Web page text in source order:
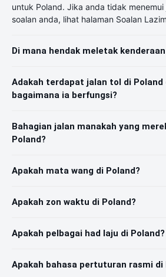
untuk Poland. Jika anda tidak
soalan anda, lihat halaman Soalan
Di mana hendak meletak
Adakah terdapat jalan tol di Poland
bagaimana ia berfungsi?
Bahagian jalan manakah yang
Poland?
Apakah mata wang di Poland?
Apakah zon waktu di Poland?
Apakah pelbagai had laju di Poland?
Apakah bahasa pertuturan rasmi di